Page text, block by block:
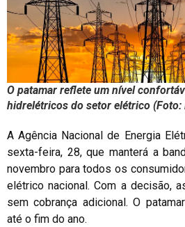
O patamar reflete um nível
hidrelétricos do setor elétrico (Foto:
A Agência Nacional de Energia
sexta-feira, 28, que manterá a
novembro para todos os
elétrico nacional. Com a decisão,
sem cobrança adicional. O
até o fim do ano.